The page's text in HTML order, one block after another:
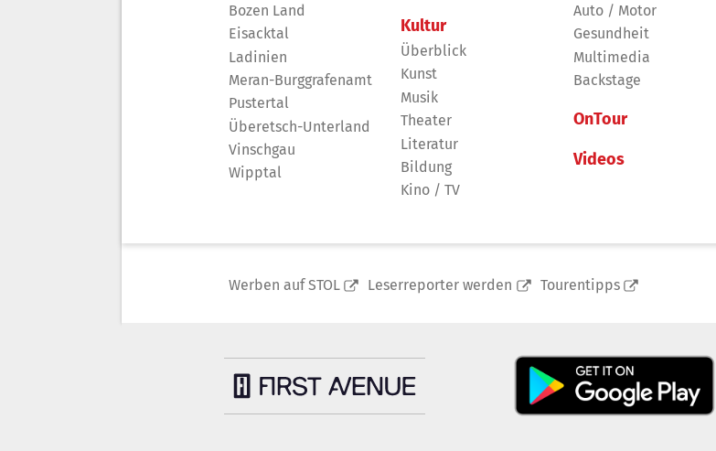
Bozen Land
Eisacktal
Ladinien
Meran-Burggrafenamt
Pustertal
Überetsch-Unterland
Vinschgau
Wipptal
Kultur
Überblick
Kunst
Musik
Theater
Literatur
Bildung
Kino / TV
Auto / Motor
Gesundheit
Multimedia
Backstage
OnTour
Videos
Werben auf STOL Leserreporter werden Tourentipps